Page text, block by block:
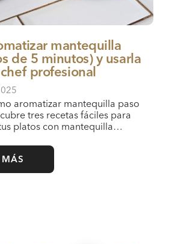
mantequilla
de 5 minutos) y usarla
profesional
aromatizar mantequilla paso
tres recetas fáciles para
platos con mantequilla…
MÁS